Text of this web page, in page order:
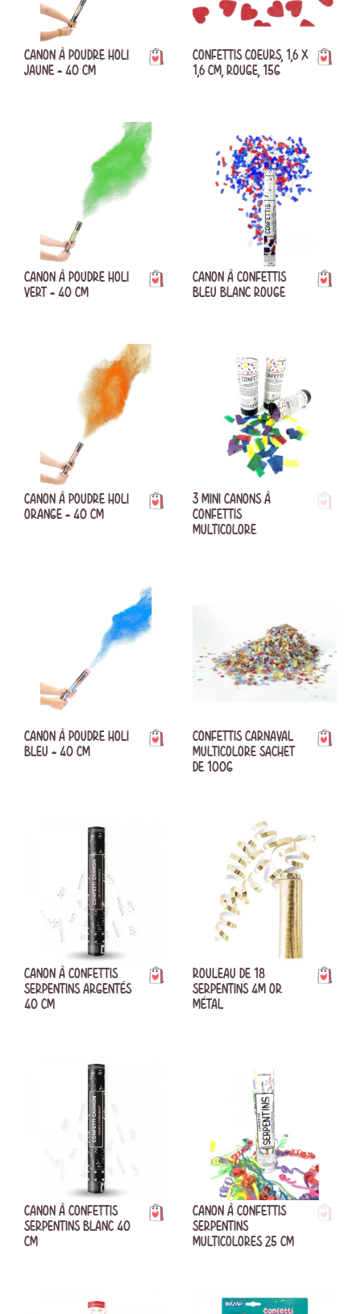
CANON À POUDRE HOLI
JAUNE - 40 CM
CONFETTIS COEURS, 1,6 X
1,6 CM, ROUGE, 15G
CANON À POUDRE HOLI
VERT - 40 CM
CANON À CONFETTIS
BLEU BLANC ROUGE
CANON À POUDRE HOLI
ORANGE - 40 CM
3 MINI CANONS À
CONFETTIS
MULTICOLORE
CANON À POUDRE HOLI
BLEU - 40 CM
CONFETTIS CARNAVAL
MULTICOLORE SACHET
DE 100G
CANON À CONFETTIS
SERPENTINS ARGENTÉS
40 CM
ROULEAU DE 18
SERPENTINS 4M OR
MÉTAL
CANON À CONFETTIS
SERPENTINS BLANC 40
CM
CANON À CONFETTIS
SERPENTINS
MULTICOLORES 25 CM